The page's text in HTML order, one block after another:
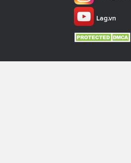
Lag.vn